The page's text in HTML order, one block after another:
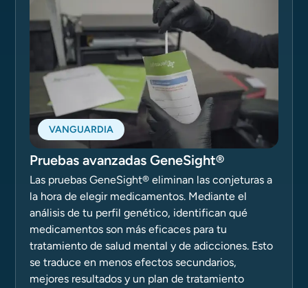
VANGUARDIA
Pruebas avanzadas GeneSight®
Las pruebas GeneSight® eliminan las conjeturas a
la hora de elegir medicamentos. Mediante el
análisis de tu perfil genético, identifican qué
medicamentos son más eficaces para tu
tratamiento de salud mental y de adicciones. Esto
se traduce en menos efectos secundarios,
mejores resultados y un plan de tratamiento